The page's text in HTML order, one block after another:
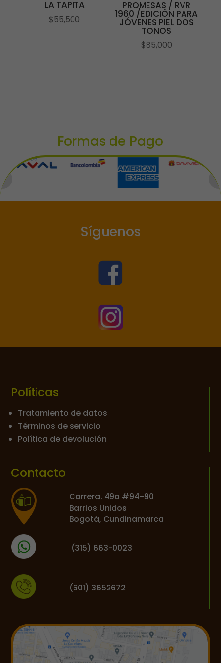
LA TAPITA
$55,500
PROMESAS / RVR
1960 /EDICIÓN PARA
JÓVENES PIEL DOS
TONOS
$85,000
Formas de Pago
Síguenos


Políticas
Tratamiento de datos
Términos de servicio
Política de devolución
Contacto
Carrera. 49a #94-90
Barrios Unidos
Bogotá, Cundinamarca
(315) 663-0023
(601) 3652672